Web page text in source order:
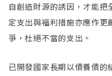
自創造財源的誘因，才能
定支出與福利措施亦應作更
爭，杜絕不當的支出。
已開發國家長期以債養債的